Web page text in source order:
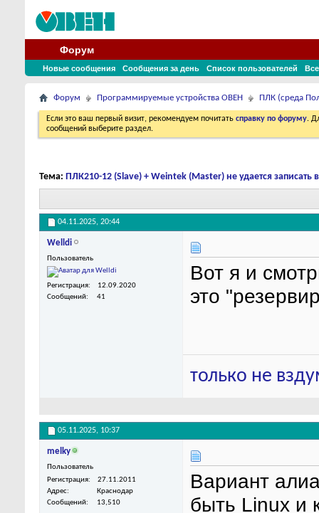
Форум
Новые сообщения Сообщения за день Список пользователей
Форум Программируемые устройства ОВЕН ПЛК (среда
Если это ваш первый визит, рекомендуем почитать справку по форуму.
сообщений выберите раздел.
Тема: ПЛК210-12 (Slave) + Weintek (Master) не удается
04.11.2025, 20:44
Welldi
Пользователь
Регистрация
12.09.2020
Сообщений
41
Вот я и
это
только не
05.11.2025, 10:37
melky
Пользователь
Регистрация
27.11.2011
Адрес
Краснодар
Сообщений
13,510
Вариант
быть Linux и